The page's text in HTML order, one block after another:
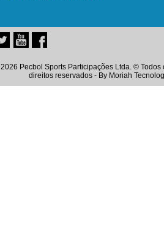
2026 Pecbol Sports Participações Ltda. © Todos
direitos reservados - By Moriah